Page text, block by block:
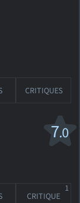
CRITIQUES
7.0
CRITIQUE
1